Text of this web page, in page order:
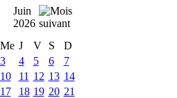
Juin
2026
Me J V S
D
3 4 5 6
7
10 11 12 13 14
17 18 19 20 21